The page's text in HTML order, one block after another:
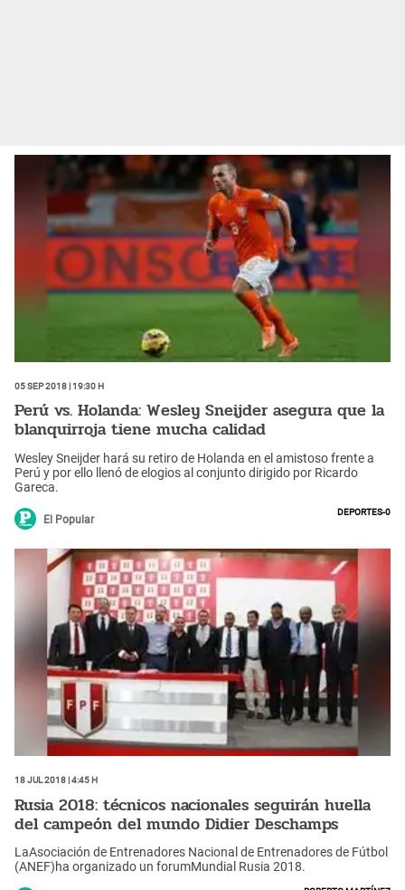
05 Sep 2018 | 19:30 h
Perú vs. Holanda: Wesley Sneijder asegura que la
blanquirroja tiene mucha calidad
Wesley Sneijder hará su retiro de Holanda en el amistoso frente a
Perú y por ello llenó de elogios al conjunto dirigido por Ricardo
Gareca.
El Popular
Deportes-0
18 Jul 2018 | 4:45 h
Rusia 2018: técnicos nacionales seguirán huella
del campeón del mundo Didier Deschamps
LaAsociación de Entrenadores Nacional de Entrenadores de Fútbol
(ANEF)ha organizado un forumMundial Rusia 2018.